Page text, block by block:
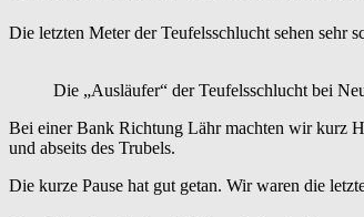
Die letzten Meter der Teufelsschlucht sehen sehr
Die „Ausläufer“ der Teufelsschlucht bei
Bei einer Bank Richtung Lähr machten wir kurz
und abseits des Trubels.
Die kurze Pause hat gut getan. Wir waren die